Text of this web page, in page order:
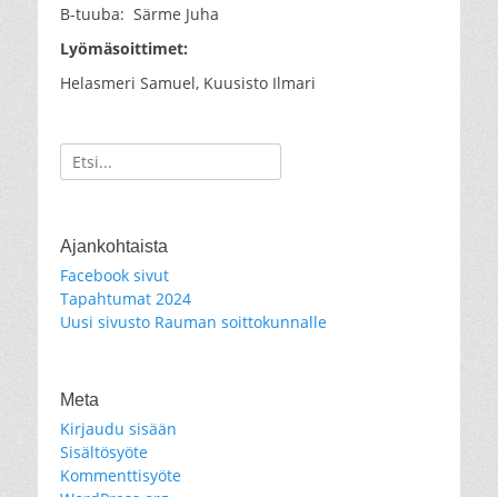
B-tuuba: Särme Juha
Lyömäsoittimet:
Helasmeri Samuel, Kuusisto Ilmari
Search
for:
Ajankohtaista
Facebook sivut
Tapahtumat 2024
Uusi sivusto Rauman soittokunnalle
Meta
Kirjaudu sisään
Sisältösyöte
Kommenttisyöte